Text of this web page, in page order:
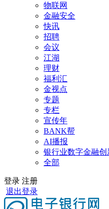
物联网
金融安全
快讯
招聘
会议
江湖
理财
福利汇
金视点
专题
专栏
宣传年
BANK帮
AI播报
银行业数字金融创
全部
登录 注册
退出登录